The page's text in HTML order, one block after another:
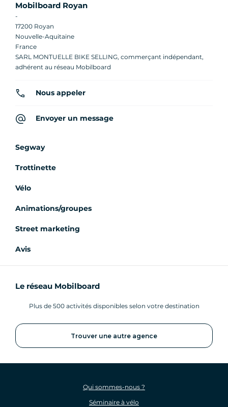
Mobilboard Royan
-
17200 Royan
Nouvelle-Aquitaine
France
SARL MONTUELLE BIKE SELLING, commerçant indépendant,
adhérent au réseau Mobilboard
Nous appeler
Envoyer un message
Segway
Trottinette
Vélo
Animations/groupes
Street marketing
Avis
Le réseau Mobilboard
Plus de 500 activités disponibles selon votre destination
Trouver une autre agence
Qui sommes-nous ?
Séminaire à vélo